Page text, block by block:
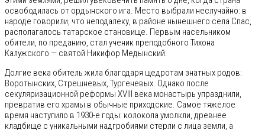
освободилась от ордынского ига. Место выбрали неслучайно: в
народе говорили, что неподалеку, в районе нынешнего села Спас,
располагалось татарское становище. Первым насельником
обители, по преданию, стал ученик преподобного Тихона
Калужского — святой Никифор Медынский.
Долгие века обитель жила благодаря щедротам знатных родов:
Воротынских, Стрешневых, Тургеневых. Однако после
секуляризационной реформы XVIII века монастырь упразднили,
превратив его храмы в обычные приходские. Самое тяжелое
время наступило в 1930-е годы: колокола умолкли, древнее
кладбище с уникальными надгробиями стерли с лица земли, а